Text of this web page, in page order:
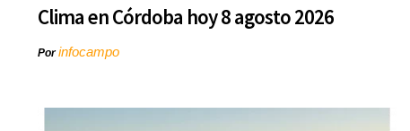
Clima en Córdoba hoy 8 agosto 2026
Porinfocampo